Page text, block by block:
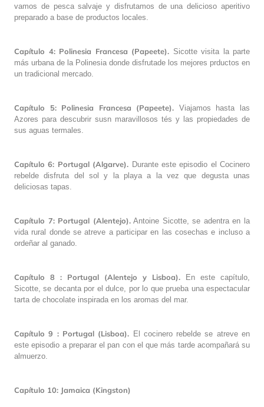
vamos de pesca salvaje y disfrutamos de una delicioso aperitivo
preparado a base de productos locales.
Capítulo 4: Polinesia Francesa (Papeete). Sicotte visita la parte
más urbana de la Polinesia donde disfrutade los mejores prductos en
un tradicional mercado.
Capítulo 5: Polinesia Francesa (Papeete). Viajamos hasta las
Azores para descubrir susn maravillosos tés y las propiedades de
sus aguas termales.
Capítulo 6: Portugal (Algarve). Durante este episodio el Cocinero
rebelde disfruta del sol y la playa a la vez que degusta unas
deliciosas tapas.
Capítulo 7: Portugal (Alentejo).Antoine Sicotte, se adentra en la
vida rural donde se atreve a participar en las cosechas e incluso a
ordeñar al ganado.
Capítulo 8 : Portugal (Alentejo y Lisboa). En este capítulo,
Sicotte, se decanta por el dulce, por lo que prueba una espectacular
tarta de chocolate inspirada en los aromas del mar.
Capítulo 9 : Portugal (Lisboa). El cocinero rebelde se atreve en
este episodio a preparar el pan con el que más tarde acompañará su
almuerzo.
Capítulo 10: Jamaica (Kingston)